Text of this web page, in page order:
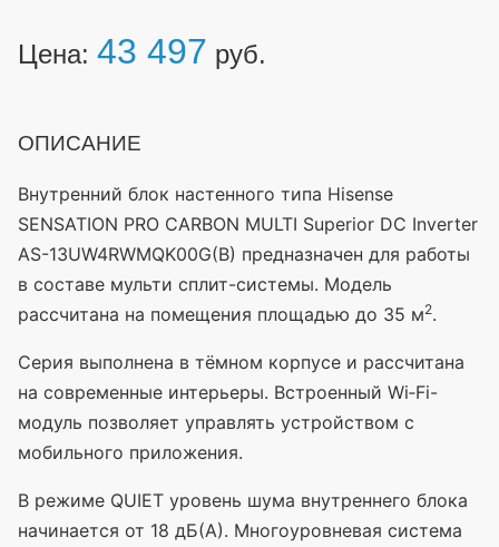
Цена: 43 497 руб.
ОПИСАНИЕ
Внутренний блок настенного типа Hisense
SENSATION PRO CARBON MULTI Superior DC Inverter
AS-13UW4RWMQK00G(B) предназначен для работы
в составе мульти сплит-системы. Модель
рассчитана на помещения площадью до 35 м2.
Серия выполнена в тёмном корпусе и рассчитана
на современные интерьеры. Встроенный Wi‑Fi-
модуль позволяет управлять устройством с
мобильного приложения.
В режиме QUIET уровень шума внутреннего блока
начинается от 18 дБ(А). Многоуровневая система